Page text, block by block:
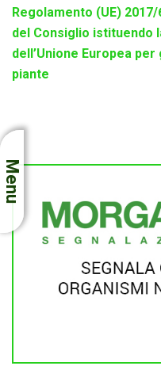
Menu
Regolamento (UE)
del Consiglio
dell’Unione Europea
piante